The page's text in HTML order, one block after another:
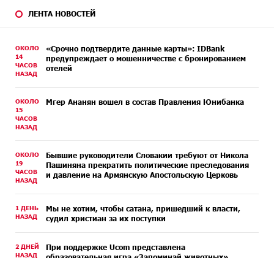
ЛЕНТА НОВОСТЕЙ
ОКОЛО
14
ЧАСОВ
НАЗАД
«Срочно подтвердите данные карты»: IDBank
предупреждает о мошенничестве с бронированием
отелей
ОКОЛО
15
ЧАСОВ
НАЗАД
Мгер Ананян вошел в состав Правления Юнибанка
ОКОЛО
19
ЧАСОВ
НАЗАД
Бывшие руководители Словакии требуют от Никола
Пашиняна прекратить политические преследования
и давление на Армянскую Апостольскую Церковь
1 ДЕНЬ
НАЗАД
Мы не хотим, чтобы сатана, пришедший к власти,
судил христиан за их поступки
2 ДНЕЙ
НАЗАД
При поддержке Ucom представлена